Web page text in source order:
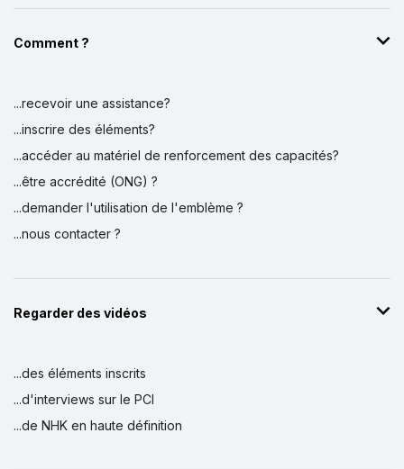
Comment ?
...recevoir une assistance?
...inscrire des éléments?
...accéder au matériel de renforcement des capacités?
...être accrédité (ONG) ?
...demander l'utilisation de l'emblème ?
...nous contacter ?
Regarder des vidéos
...des éléments inscrits
...d'interviews sur le PCI
...de NHK en haute définition